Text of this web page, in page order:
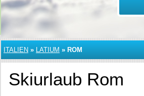
ITALIEN » LATIUM » ROM
Skiurlaub Rom